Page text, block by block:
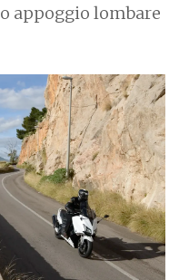
appoggio lombare